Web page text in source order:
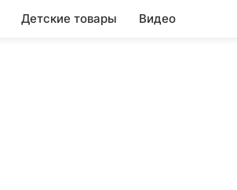
Детские товары Видео